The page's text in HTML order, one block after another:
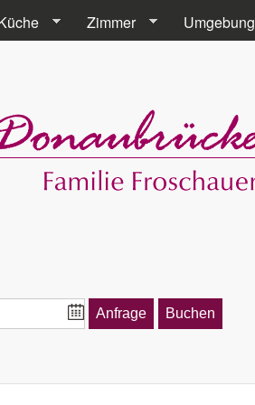
Direkt zum Inhalt
Zimmer Umgebung